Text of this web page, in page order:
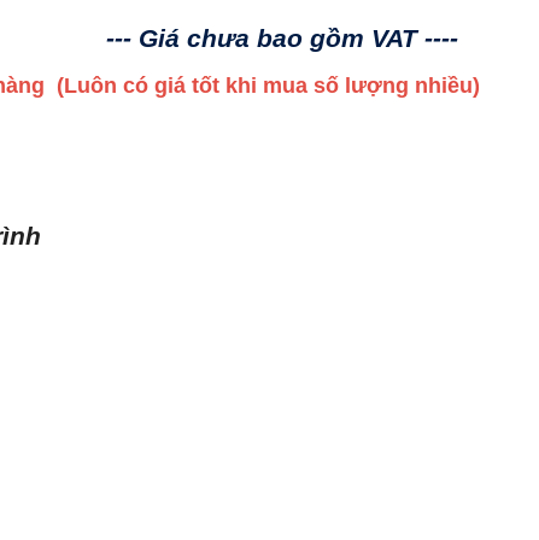
--- Giá chưa bao gồm VAT ----
(Luôn có giá tốt khi mua số lượng nhiều)